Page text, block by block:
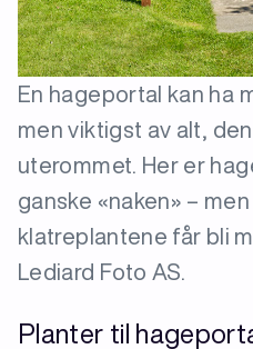
En hageportal kan ha
men viktigst av alt,
uterommet. Her er
ganske «naken» –
klatreplantene får bli
Lediard Foto AS.
Planter til